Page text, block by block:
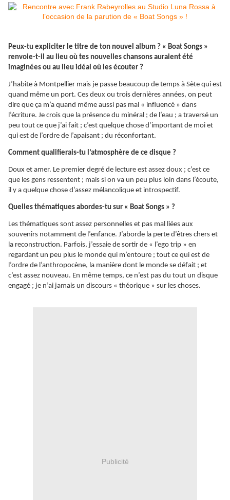
Peux-tu expliciter le titre de ton nouvel album ? « Boat Songs »
renvoie-t-il au lieu où tes nouvelles chansons auraient été
imaginées ou au lieu idéal où les écouter ?
J’habite à Montpellier mais je passe beaucoup de temps à Sète qui est
quand même un port. Ces deux ou trois dernières années, on peut
dire que ça m’a quand même aussi pas mal « influencé » dans
l’écriture. Je crois que la présence du minéral ; de l’eau ; a traversé un
peu tout ce que j’ai fait ; c’est quelque chose d’important de moi et
qui est de l’ordre de l’apaisant ; du réconfortant.
Comment qualifierais-tu l’atmosphère de ce disque ?
Doux et amer. Le premier degré de lecture est assez doux ; c’est ce
que les gens ressentent ; mais si on va un peu plus loin dans l’écoute,
il y a quelque chose d’assez mélancolique et introspectif.
Quelles thématiques abordes-tu sur « Boat Songs » ?
Les thématiques sont assez personnelles et pas mal liées aux
souvenirs notamment de l’enfance. J’aborde la perte d’êtres chers et
la reconstruction. Parfois, j’essaie de sortir de « l’ego trip » en
regardant un peu plus le monde qui m’entoure ; tout ce qui est de
l’ordre de l’anthropocène, la manière dont le monde se défait ; et
c’est assez nouveau. En même temps, ce n’est pas du tout un disque
engagé ; je n’ai jamais un discours « théorique » sur les choses.
Publicité